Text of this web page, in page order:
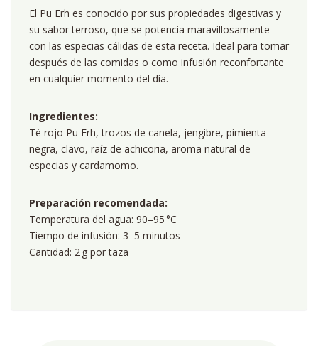
El Pu Erh es conocido por sus propiedades digestivas y
su sabor terroso, que se potencia maravillosamente
con las especias cálidas de esta receta. Ideal para tomar
después de las comidas o como infusión reconfortante
en cualquier momento del día.
Ingredientes:
Té rojo Pu Erh, trozos de canela, jengibre, pimienta
negra, clavo, raíz de achicoria, aroma natural de
especias y cardamomo.
Preparación recomendada:
Temperatura del agua: 90–95 °C
Tiempo de infusión: 3–5 minutos
Cantidad: 2 g por taza